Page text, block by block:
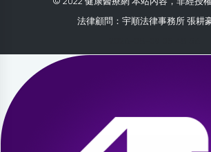
法律顧問：宇順法律事務所 張耕